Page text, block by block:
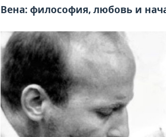
Вена: философия, любовь и